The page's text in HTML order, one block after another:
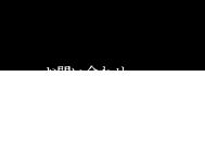
お問い合わせ